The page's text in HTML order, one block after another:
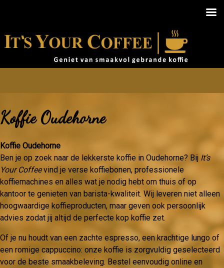
Koffie Oudehorne
Koffie Oudehorne
Ben je op zoek naar de lekkerste koffie in Oudehorne? Bij It’s
Your Coffeevind je verse koffiebonen, professionele
koffiemachines en alles wat je nodig hebt om thuis of op
kantoor te genieten van barista-kwaliteit. Wij leveren niet alleen
hoogwaardige koffieproducten, maar geven ook persoonlijk
advies zodat jij altijd de perfecte kop koffie zet.
Of je nu houdt van een zachte espresso, een krachtige lungo of
een romige cappuccino: onze koffie is zorgvuldig geselecteerd
voor de beste smaakbeleving. Bestel eenvoudig online en